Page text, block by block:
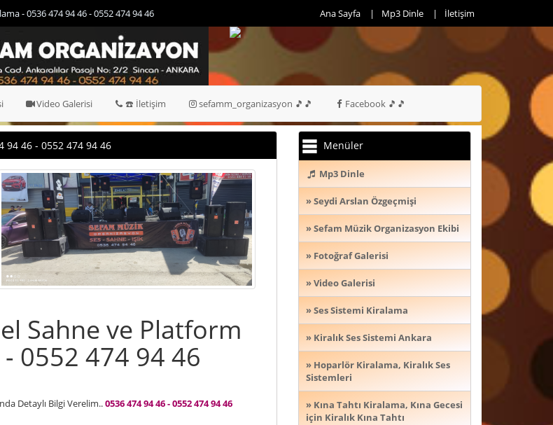
Tahtı Kiralama, Kına Gecesi için Kiralık Kına Tahtı - 0536 474
Ana Sayfa Mp3 Dinle İletişim
Video Galerisi ☎️ İletişim sefamm_organizasyon 🎵🎵 Facebook 🎵🎵
94 46 - 0552 474 94 46
Sahne ve Platform
0552 474 94 46
Detaylı Bilgi Verelim..0536 474 94 46 - 0552 474 94 46
Menüler
Mp3 Dinle
» Seydi Arslan Özgeçmişi
» Sefam Müzik Organizasyon Ekibi
» Fotoğraf Galerisi
» Video Galerisi
» Ses Sistemi Kiralama
» Kiralık Ses Sistemi Ankara
» Hoparlör Kiralama, Kiralık Ses
Sistemleri
» Kına Tahtı Kiralama, Kına Gecesi
için Kiralık Kına Tahtı